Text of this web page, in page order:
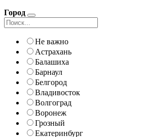
Город
Не важно
Астрахань
Балашиха
Барнаул
Белгород
Владивосток
Волгоград
Воронеж
Грозный
Екатеринбург